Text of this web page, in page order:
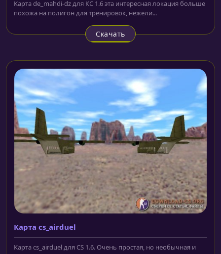
Карта de_mahdi-dz для КС 1.6 эта интересная локация больше
похожа на полигон для тренировок, нежели...
Скачать
Карта cs_airduel
Карта cs_airduel для CS 1.6. Очень простая, но необычная и